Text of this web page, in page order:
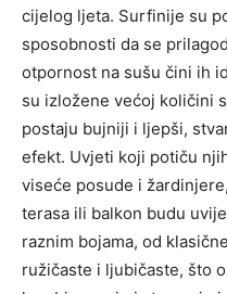
cijelog ljeta. Surfinije su
sposobnosti da se
otpornost na sušu čini ih
su izložene većoj količini
postaju bujniji i ljepši,
efekt. Uvjeti koji potiču
viseće posude i
terasa ili balkon budu
raznim bojama, od
ružičaste i ljubičaste, što